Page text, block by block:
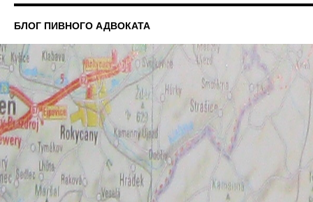
БЛОГ ПИВНОГО АДВОКАТА